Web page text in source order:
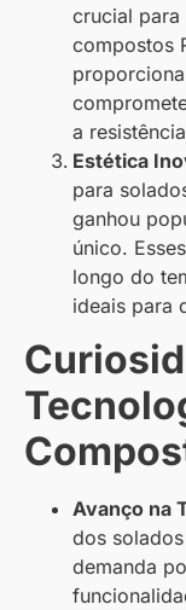
crucial
compostos
a
Estética
para
ganhou
único.
longo do
ideais para
Avanço na
dos
demanda